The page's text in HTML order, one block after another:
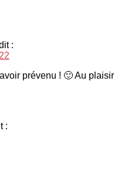
:
prévenu ! 🙂 Au plaisir
: